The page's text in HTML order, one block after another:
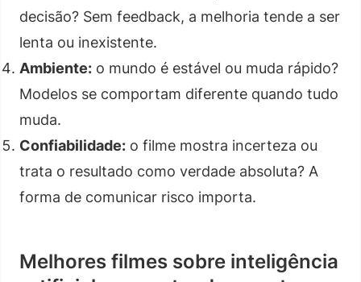
decisão? Sem feedback, a melhoria tende a ser
lenta ou inexistente.
Ambiente: o mundo é estável ou muda rápido?
Modelos se comportam diferente quando tudo
muda.
Confiabilidade: o filme mostra incerteza ou
trata o resultado como verdade absoluta? A
forma de comunicar risco importa.
Melhores filmes sobre inteligência